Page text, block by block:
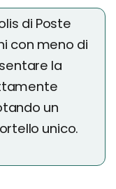
di Poste
con meno di
la
un
unico.